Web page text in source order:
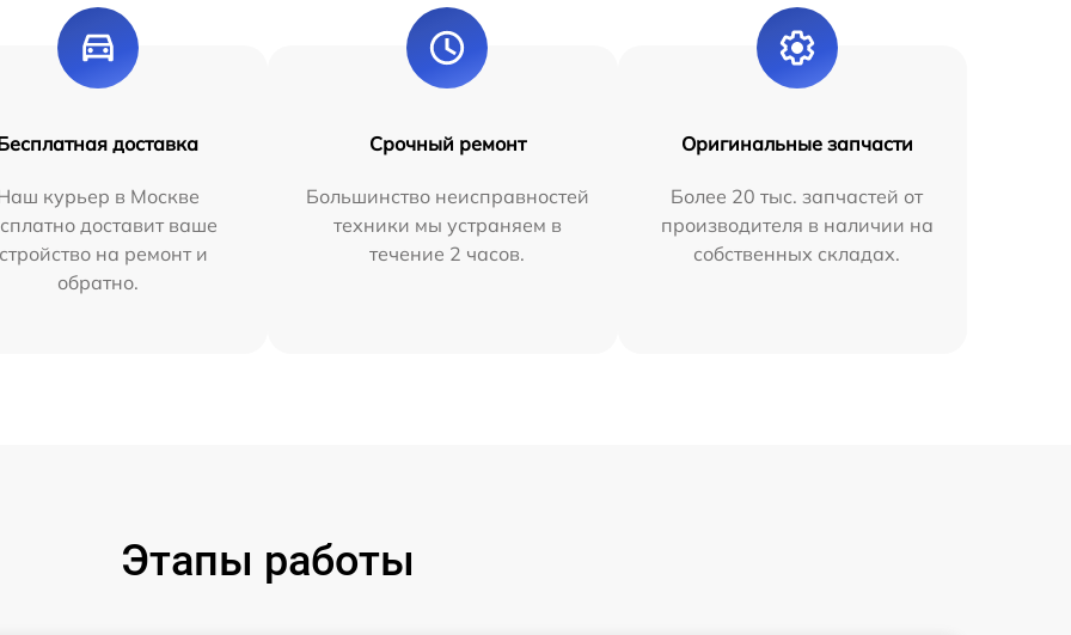
доставка
курьер в Москве
доставит ваше
на ремонт и
обратно.
Срочный ремонт
Большинство неисправностей
техники мы устраняем в
течение 2 часов.
Оригинальные запчасти
Более 20 тыс. запчастей от
производителя в наличии на
собственных складах.
Этапы работы